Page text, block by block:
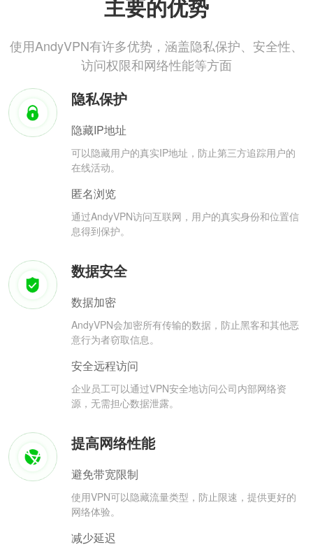
主要的优势
使用AndyVPN有许多优势，涵盖隐私保护、安全性、
访问权限和网络性能等方面
隐私保护
隐藏IP地址
可以隐藏用户的真实IP地址，防止第三方追踪用户的
在线活动。
匿名浏览
通过AndyVPN访问互联网，用户的真实身份和位置信
息得到保护。
数据安全
数据加密
AndyVPN会加密所有传输的数据，防止黑客和其他恶
意行为者窃取信息。
安全远程访问
企业员工可以通过VPN安全地访问公司内部网络资
源，无需担心数据泄露。
提高网络性能
避免带宽限制
使用VPN可以隐藏流量类型，防止限速，提供更好的
网络体验。
减少延迟